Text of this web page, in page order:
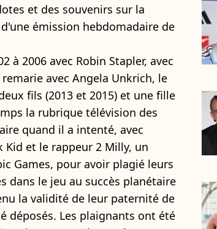
et des souvenirs sur la
émission hebdomadaire de
à 2006 avec Robin Stapler, avec
avec Angela Unkrich, le
fils (2013 et 2015) et une fille
la rubrique télévision des
quand il a intenté, avec
Kid et le rappeur 2 Milly, un
Games, pour avoir plagié leurs
dans le jeu au succès planétaire
la validité de leur paternité de
déposés. Les plaignants ont été